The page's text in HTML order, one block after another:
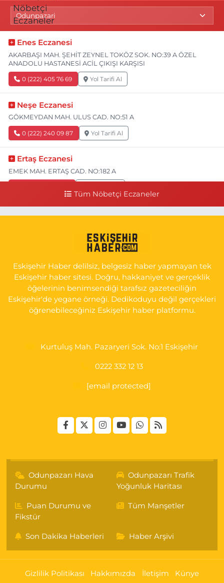
Enes Eczanesi
AKARBAŞI MAH. ŞEHİT ZEYNEL TOKÖZ SOK. NO:39 A ÖZEL
ANADOLU HASTANESİ ACİL ÇIKIŞI KARŞISI
0 (222) 405 76 69 Yol Tarifi Al
Neşe Eczanesi
GÖKMEYDAN MAH. ULUS CAD. NO:51 A
0 (222) 240 09 87 Yol Tarifi Al
Ertaş Eczanesi
EMEK MAH. ERTAŞ CAD. NO:182 A
YAN SOKAĞI POLİKLİNİK KAPISI TAM KARŞISI I
Yol Tarifi Al
Tüm Nöbetçi Eczaneler
Eskişehir Haber delilsiz, belgesiz haber yapmayan tek
Eskişehir haber sitesi. Doğru, hakkaniyet ve gerçeklik
öğelerinin benimsendiği tarafsız gazeteciliğin
Eskişehir'de yegane örneği. Dedikoduyu değil gerçekleri
öğrenebileceğiniz Eskişehir haber platformu.
Kurtuluş Mah. Pazaryeri Sok. No:1 Eskişehir
0222 332 12 13
[email protected]
Odunpazarı Hava
Durumu
Odunpazarı Trafik
Yoğunluk Haritası
Puan Durumu ve
Fikstür
Tüm Manşetler
Son Dakika Haberleri Haber Arşivi
Gizlilik Politikası Hakkımızda İletişim Künye